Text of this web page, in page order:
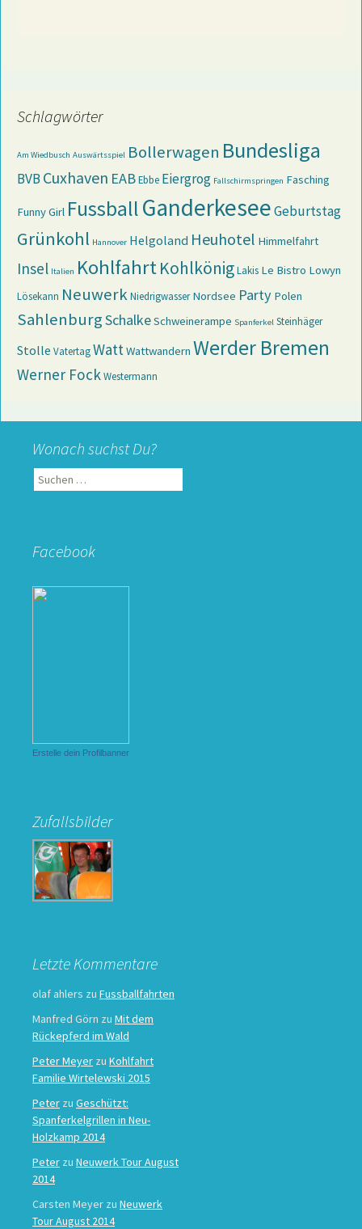
Schlagwörter
Am Wiedbusch Auswärtsspiel Bollerwagen Bundesliga
BVBCuxhaven EABEbbe Eiergrog Fallschirmspringen Fasching
Funny Girl FussballGanderkeseeGeburtstag
Grünkohl Hannover Helgoland Heuhotel Himmelfahrt
Insel Italien KohlfahrtKohlkönigLakis Le Bistro Lowyn
Lösekann NeuwerkNiedrigwasser Nordsee Party Polen
SahlenburgSchalkeSchweinerampe Spanferkel Steinhäger
Stolle VatertagWattWattwandern Werder Bremen
Werner FockWestermann
Wonach suchst Du?
Suchen
nach:
Facebook
Erstelle dein Profilbanner
Zufallsbilder
Letzte Kommentare
olaf ahlers zu Fussballfahrten
Manfred Görn zu Mit dem
Rückepferd im Wald
Peter Meyer zu Kohlfahrt
Familie Wirtelewski 2015
Peter zu Geschützt:
Spanferkelgrillen in Neu-
Holzkamp 2014
Peter zu Neuwerk Tour August
2014
Carsten Meyer zu Neuwerk
Tour August 2014